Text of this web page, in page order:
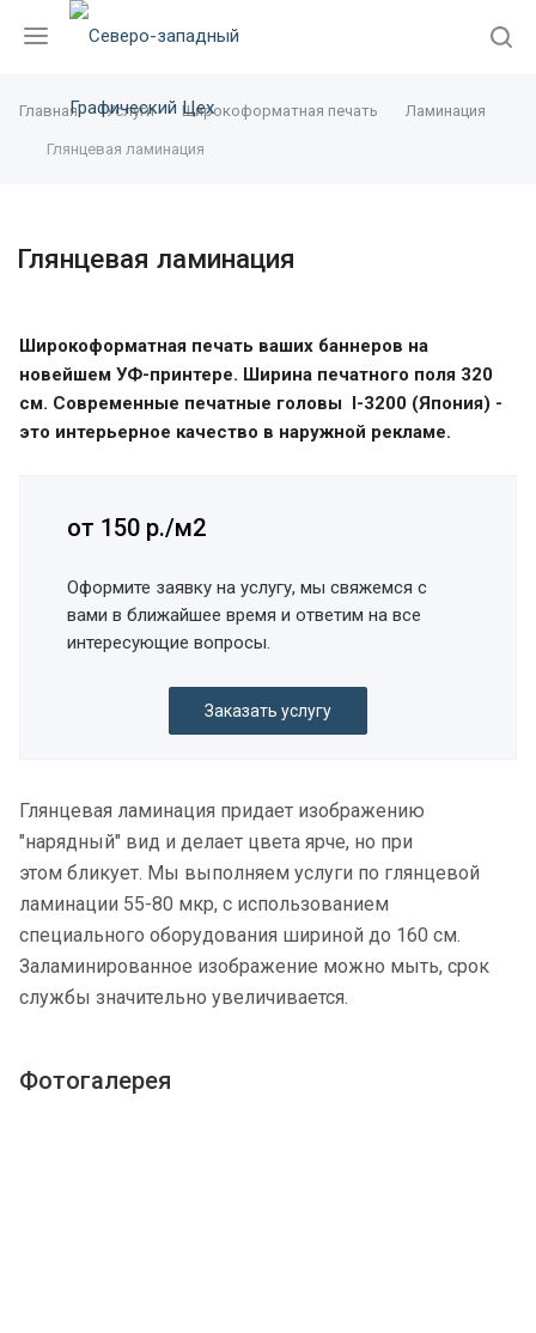
Главная Услуги Широкоформатная печать Ламинация
Глянцевая ламинация
Глянцевая ламинация
Широкоформатная печать ваших баннеров на
новейшем УФ-принтере. Ширина печатного поля 320
см. Современные печатные головы I-3200 (Япония) -
это интерьерное качество в наружной рекламе.
от 150 р./м2
Оформите заявку на услугу, мы свяжемся с
вами в ближайшее время и ответим на все
интересующие вопросы.
Заказать услугу
Глянцевая ламинация придает изображению
"нарядный" вид и делает цвета ярче, но при
этом бликует. Мы выполняем услуги по глянцевой
ламинации 55-80 мкр, с использованием
специального оборудования шириной до 160 см.
Заламинированное изображение можно мыть, срок
службы значительно увеличивается.
Фотогалерея